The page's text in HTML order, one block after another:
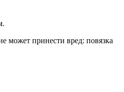
может принести вред: повязка